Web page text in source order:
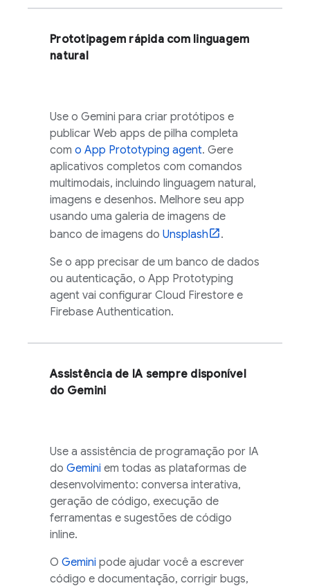
Prototipagem rápida com linguagem
natural
Use o Gemini para criar protótipos e
publicar Web apps de pilha completa
com o App Prototyping agent. Gere
aplicativos completos com comandos
multimodais, incluindo linguagem natural,
imagens e desenhos. Melhore seu app
usando uma galeria de imagens de
banco de imagens do Unsplash
.
Se o app precisar de um banco de dados
ou autenticação, o App Prototyping
agent vai configurar Cloud Firestore e
Firebase Authentication.
Assistência de IA sempre disponível
do Gemini
Use a assistência de programação por IA
do Gemini em todas as plataformas de
desenvolvimento: conversa interativa,
geração de código, execução de
ferramentas e sugestões de código
inline.
O Gemini pode ajudar você a escrever
código e documentação, corrigir bugs,